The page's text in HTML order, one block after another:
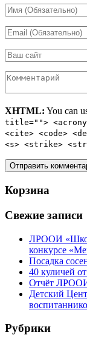
XHTML: You can
title="">
<cite> <code>
<s> <strike>
Корзина
Свежие записи
ЛРООИ
конкурсе
Посадка
40 куличей
Отчёт ЛРООИ
Детский
Рубрики